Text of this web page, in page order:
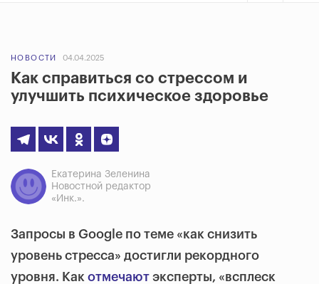
НОВОСТИ 04.04.2025
Как справиться со стрессом и
улучшить психическое здоровье
Екатерина Зеленина
Новостной редактор
«Инк.».
Запросы в Google по теме «как снизить
уровень стресса» достигли рекордного
уровня. Как отмечают эксперты, «всплеск